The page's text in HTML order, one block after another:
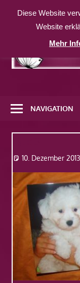
Inhalt
weitere
Website
NAVIGATION
10. Dezember 2013
Diese Website
Website
Mehr